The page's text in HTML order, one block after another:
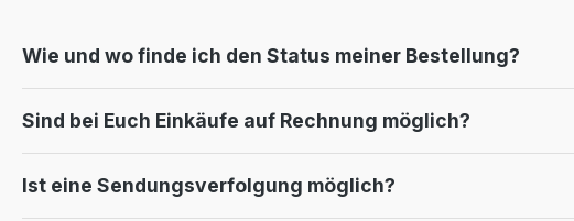
Wie und wo finde ich den Status meiner Bestellung?
Sind bei Euch Einkäufe auf Rechnung möglich?
Ist eine Sendungsverfolgung möglich?